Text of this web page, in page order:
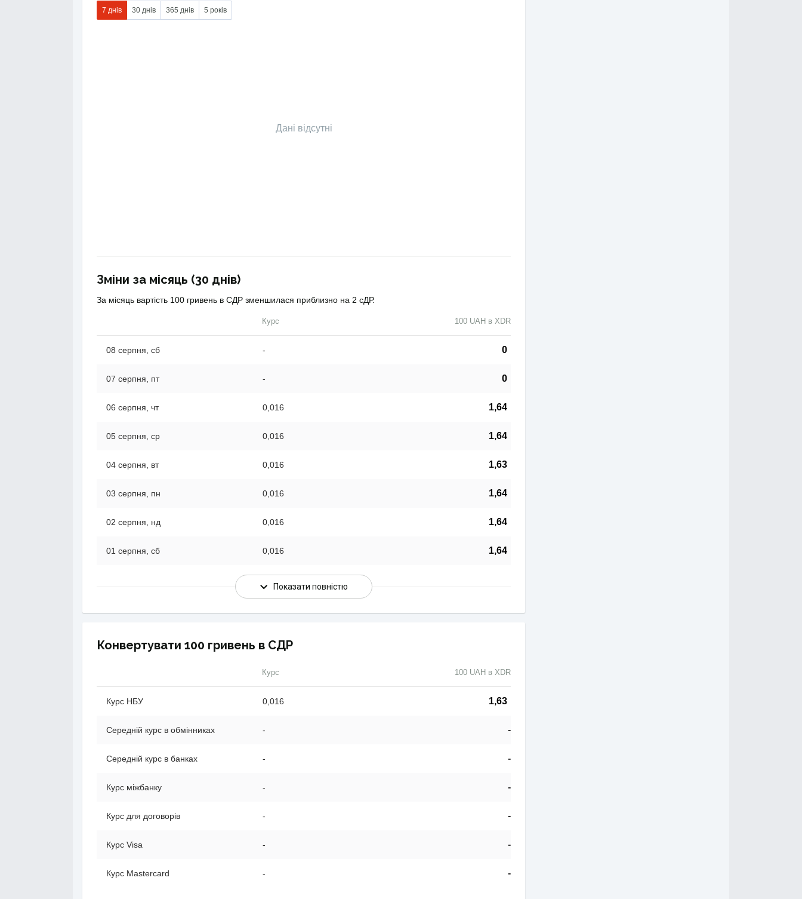
7 днів 30 днів 365 днів 5 років
Дані відсутні
Зміни за місяць (30 днів)
За місяць вартість 100 гривень в СДР зменшилася приблизно на 2 сДР.
Курс 100 UAH в XDR
08 серпня, сб - 0
07 серпня, пт - 0
06 серпня, чт 0,016 1,64
05 серпня, ср 0,016 1,64
04 серпня, вт 0,016 1,63
03 серпня, пн 0,016 1,64
02 серпня, нд 0,016 1,64
01 серпня, сб 0,016 1,64
Показати повністю
Конвертувати 100 гривень в СДР
Курс 100 UAH в XDR
Курс НБУ 0,016 1,63
Середній курс в обмінниках - -
Середній курс в банках - -
Курс міжбанку - -
Курс для договорів - -
Курс Visa - -
Курс Mastercard - -